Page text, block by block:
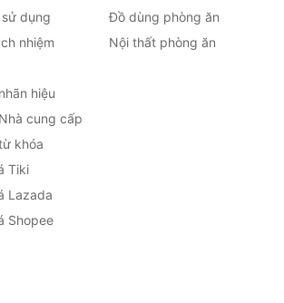
dụng
nhiệm
hiệu
cung cấp
khóa
Tiki
Lazada
Shopee
Đồ dùng phòng ăn
Nội thất phòng ăn